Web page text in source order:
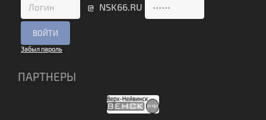
@ NSK66.RU
Забыл пароль
ПАРТНЕРЫ